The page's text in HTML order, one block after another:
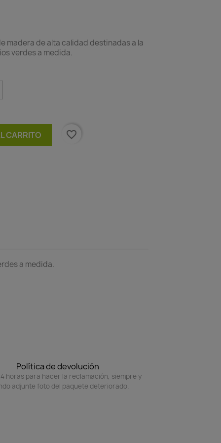
madera de alta calidad destinadas a la
verdes a medida.
CARRITO favorite_border
a medida.
Política de devolución
horas para hacer la reclamación, siempre y
adjunte foto del paquete deteriorado.